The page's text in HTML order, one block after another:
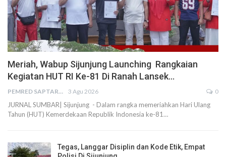
Meriah, Wabup Sijunjung Launching Rangkaian
Kegiatan HUT RI Ke-81 Di Ranah Lansek…
PEMRED SAPTARIUS 3 Agu 2026 0
JURNAL SUMBAR| Sijunjung - Dalam rangka memeriahkan Hari Ulang
Tahun (HUT) Kemerdekaan Republik Indonesia ke-81…
Tegas, Langgar Disiplin dan Kode Etik, Empat